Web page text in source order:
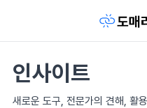
인사이트
새로운 도구, 전문가의 견해, 활